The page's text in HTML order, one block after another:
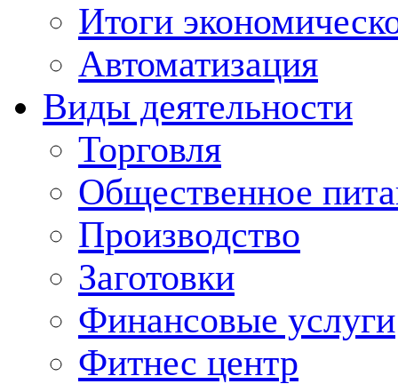
Итоги
Автоматизация
Виды деятельности
Торговля
Общественное
Производство
Заготовки
Финансовые услуги
Фитнес центр